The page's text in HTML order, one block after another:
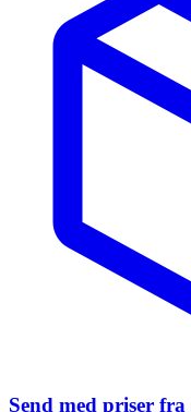
Send med priser fra